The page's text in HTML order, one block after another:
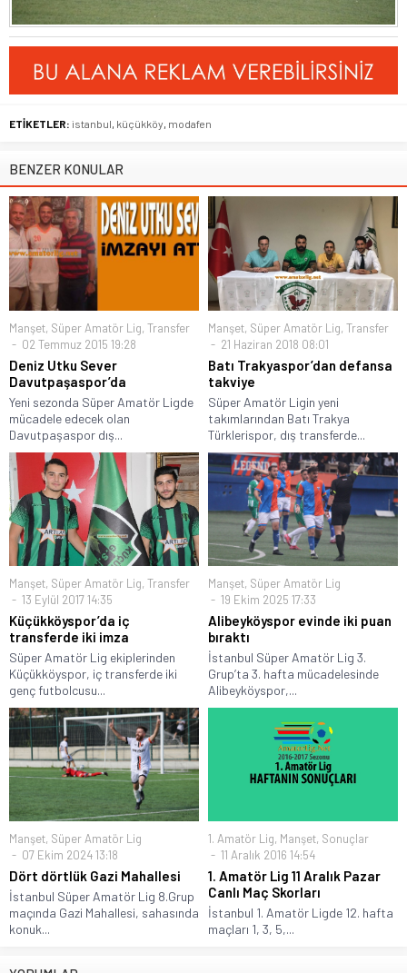
ETİKETLER: istanbul, küçükköy, modafen
BENZER KONULAR
Manşet, Süper Amatör Lig, Transfer
02 Temmuz 2015 19:28
Deniz Utku Sever
Davutpaşaspor’da
Yeni sezonda Süper Amatör Ligde
mücadele edecek olan
Davutpaşaspor dış...
Manşet, Süper Amatör Lig, Transfer
21 Haziran 2018 08:01
Batı Trakyaspor’dan defansa
takviye
Süper Amatör Ligin yeni
takımlarından Batı Trakya
Türklerispor, dış transferde...
Manşet, Süper Amatör Lig, Transfer
13 Eylül 2017 14:35
Küçükköyspor’da iç
transferde iki imza
Süper Amatör Lig ekiplerinden
Küçükköyspor, iç transferde iki
genç futbolcusu...
Manşet, Süper Amatör Lig
19 Ekim 2025 17:33
Alibeyköyspor evinde iki puan
bıraktı
İstanbul Süper Amatör Lig 3.
Grup’ta 3. hafta mücadelesinde
Alibeyköyspor,...
Manşet, Süper Amatör Lig
07 Ekim 2024 13:18
Dört dörtlük Gazi Mahallesi
İstanbul Süper Amatör Lig 8.Grup
maçında Gazi Mahallesi, sahasında
konuk...
1. Amatör Lig, Manşet, Sonuçlar
11 Aralık 2016 14:54
1. Amatör Lig 11 Aralık Pazar
Canlı Maç Skorları
İstanbul 1. Amatör Ligde 12. hafta
maçları 1, 3, 5,...